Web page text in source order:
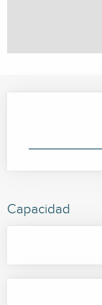
Capacidad